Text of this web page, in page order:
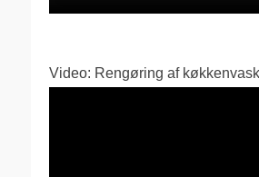
Video: Rengøring af køkkenvask